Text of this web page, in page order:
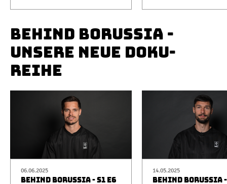
BEHIND BORUSSIA -
UNSERE NEUE DOKU-
REIHE
06.06.2025
BEHIND BORUSSIA - S1 E6
14.05.2025
BEHIND BORUSSIA